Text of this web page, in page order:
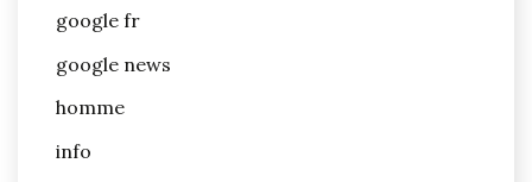
google fr
google news
homme
info